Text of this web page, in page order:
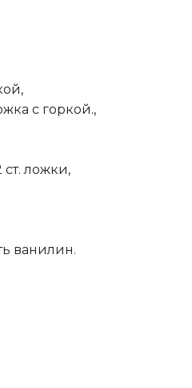
с горкой.,
ст. ложки,
ванилин.